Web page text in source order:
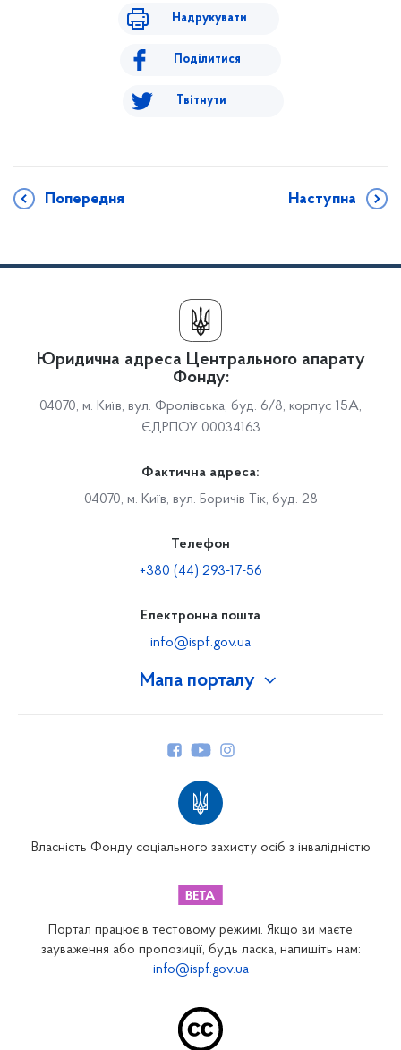
Надрукувати
Поділитися
Твітнути
Попередня Наступна
Мапа порталу
Закарпатське відділення
Запорізьке відділення
Юридична адреса Центрального апарату
Фонду:
04070, м. Київ, вул. Фролівська, буд. 6/8, корпус 15А,
ЄДРПОУ 00034163
Фактична адреса:
04070, м. Київ, вул. Боричів Тік, буд. 28
Телефон
+380 (44) 293-17-56
Електронна пошта
info@ispf.gov.ua
Власність Фонду соціального захисту осіб з інвалідністю
Портал працює в тестовому режимі. Якщо ви маєте
зауваження або пропозиції, будь ласка, напишіть нам:
info@ispf.gov.ua